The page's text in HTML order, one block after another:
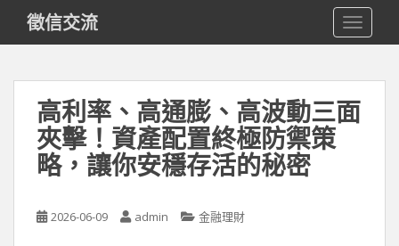
i
徵信交流
高利率、高通膨、高波動三面
夾擊！資產配置終極防禦策
略，讓你安穩存活的秘密
2026-06-09 admin 金融理財